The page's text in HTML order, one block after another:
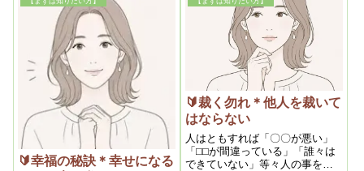
時だと捉えることが大切であ
り、無知による行き詰まりをな
くす為にも、岡田茂吉の書かれ
た御論文を読むことが肝要なの
です。
必要なように、病気症状、貧
乏、争いごとという目に見える
問題を解決するためには、目に
見えない部分に着目する必要が
あるのです。
🔰幸福の秘訣＊幸せになる
🔰裁く勿れ＊他人を裁いて
はならない
人はともすれば「〇〇が悪い」
「⬜︎⬜︎が間違っている」「誰々は
できていない」等々人の事をと